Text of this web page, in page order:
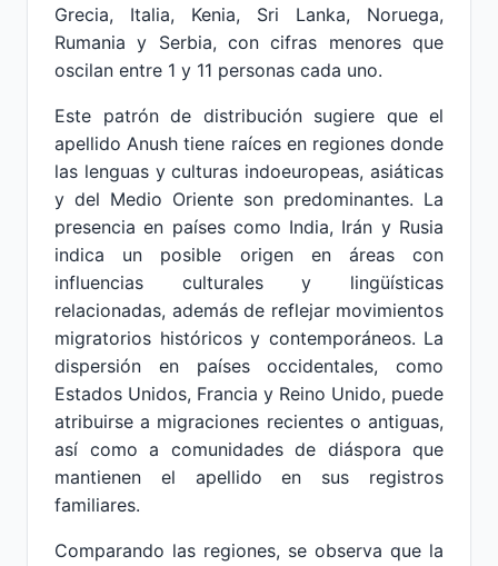
Grecia, Italia, Kenia, Sri Lanka, Noruega,
Rumania y Serbia, con cifras menores que
oscilan entre 1 y 11 personas cada uno.
Este patrón de distribución sugiere que el
apellido Anush tiene raíces en regiones donde
las lenguas y culturas indoeuropeas, asiáticas
y del Medio Oriente son predominantes. La
presencia en países como India, Irán y Rusia
indica un posible origen en áreas con
influencias culturales y lingüísticas
relacionadas, además de reflejar movimientos
migratorios históricos y contemporáneos. La
dispersión en países occidentales, como
Estados Unidos, Francia y Reino Unido, puede
atribuirse a migraciones recientes o antiguas,
así como a comunidades de diáspora que
mantienen el apellido en sus registros
familiares.
Comparando las regiones, se observa que la